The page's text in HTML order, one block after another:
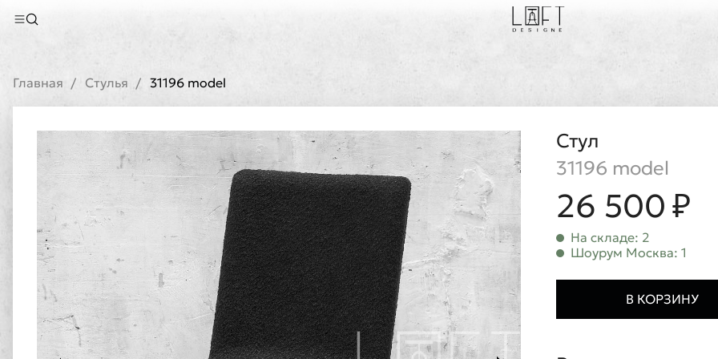
Главная Стулья 31196 model
Стул
31196 model
26 500 ₽
На складе: 2
Шоурум Москва: 1
В КОРЗИНУ